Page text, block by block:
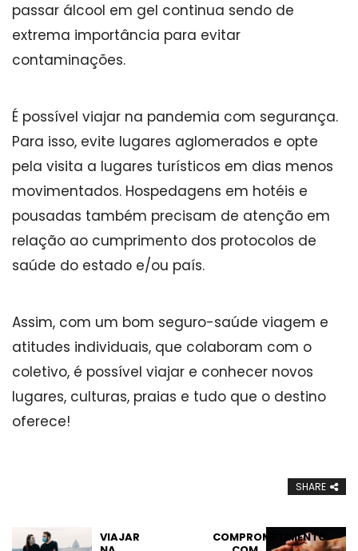
passar álcool em gel continua sendo de
extrema importância para evitar
contaminações.
É possível viajar na pandemia com segurança.
Para isso, evite lugares aglomerados e opte
pela visita a lugares turísticos em dias menos
movimentados. Hospedagens em hotéis e
pousadas também precisam de atenção em
relação ao cumprimento dos protocolos de
saúde do estado e/ou país.
Assim, com um bom seguro-saúde viagem e
atitudes individuais, que colaboram com o
coletivo, é possível viajar e conhecer novos
lugares, culturas, praias e tudo que o destino
oferece!
SHARE
VIAJAR
COMPROMETIMENTO